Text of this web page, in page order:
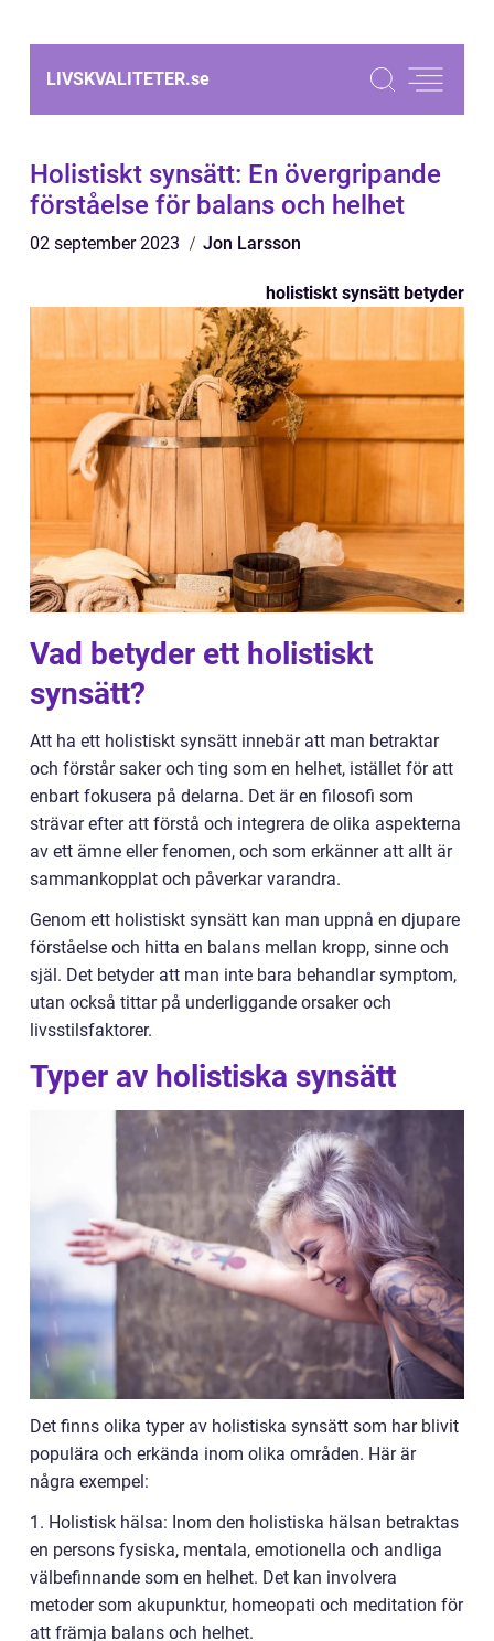
LIVSKVALITETER.se
Holistiskt synsätt: En övergripande
förståelse för balans och helhet
02 september 2023 Jon Larsson
holistiskt synsätt betyder
Vad betyder ett holistiskt
synsätt?
Att ha ett holistiskt synsätt innebär att man betraktar
och förstår saker och ting som en helhet, istället för att
enbart fokusera på delarna. Det är en filosofi som
strävar efter att förstå och integrera de olika aspekterna
av ett ämne eller fenomen, och som erkänner att allt är
sammankopplat och påverkar varandra.
Genom ett holistiskt synsätt kan man uppnå en djupare
förståelse och hitta en balans mellan kropp, sinne och
själ. Det betyder att man inte bara behandlar symptom,
utan också tittar på underliggande orsaker och
livsstilsfaktorer.
Typer av holistiska synsätt
Det finns olika typer av holistiska synsätt som har blivit
populära och erkända inom olika områden. Här är
några exempel:
1. Holistisk hälsa: Inom den holistiska hälsan betraktas
en persons fysiska, mentala, emotionella och andliga
välbefinnande som en helhet. Det kan involvera
metoder som akupunktur, homeopati och meditation för
att främja balans och helhet.